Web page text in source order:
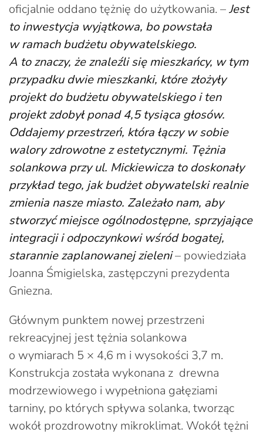
oficjalnie oddano tężnię do użytkowania. –Jest
to inwestycja wyjątkowa, bo powstała
w ramach budżetu obywatelskiego.
A to znaczy, że znaleźli się mieszkańcy, w tym
przypadku dwie mieszkanki, które złożyły
projekt do budżetu obywatelskiego i ten
projekt zdobył ponad 4,5 tysiąca głosów.
Oddajemy przestrzeń, która łączy w sobie
walory zdrowotne z estetycznymi. Tężnia
solankowa przy ul. Mickiewicza to doskonały
przykład tego, jak budżet obywatelski realnie
zmienia nasze miasto. Zależało nam, aby
stworzyć miejsce ogólnodostępne, sprzyjające
integracji i odpoczynkowi wśród bogatej,
starannie zaplanowanej zieleni– powiedziała
Joanna Śmigielska, zastępczyni prezydenta
Gniezna.
Głównym punktem nowej przestrzeni
rekreacyjnej jest tężnia solankowa
o wymiarach 5 × 4,6 m i wysokości 3,7 m.
Konstrukcja została wykonana z drewna
modrzewiowego i wypełniona gałęziami
tarniny, po których spływa solanka, tworząc
wokół prozdrowotny mikroklimat. Wokół tężni